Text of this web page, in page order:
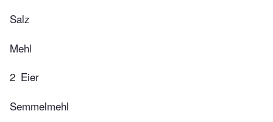
Salz
Mehl
2 Eier
Semmelmehl